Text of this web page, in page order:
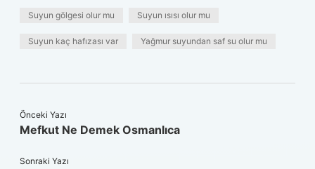
Suyun gölgesi olur mu Suyun ısısı olur mu
Suyun kaç hafızası var Yağmur suyundan saf su olur mu
Önceki Yazı
Mefkut Ne Demek Osmanlıca
Sonraki Yazı